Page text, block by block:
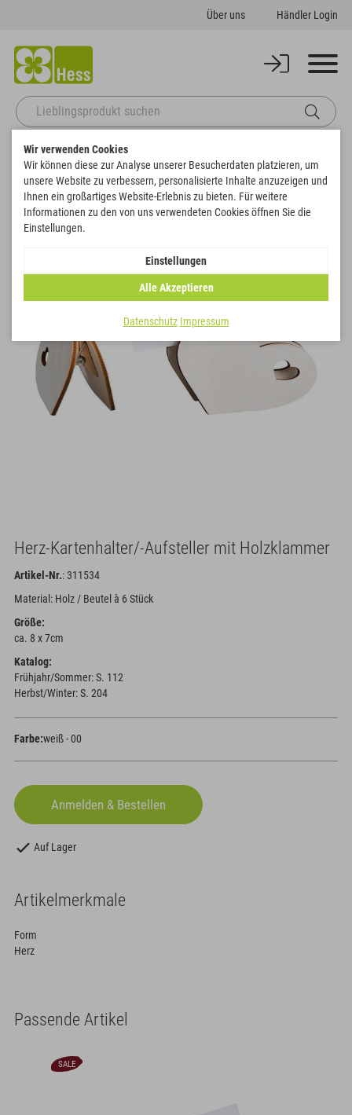
Über uns Händler Login
Startseite Themenwelten
Herz-Kartenhalter/-Aufsteller mit Holzklammer
Zurück zur Artikelübersicht
SALE
Herz-Kartenhalter/-Aufsteller mit Holzklammer
Artikel-Nr.: 311534
Material: Holz / Beutel à 6 Stück
Größe:
ca. 8 x 7cm
Katalog:
Frühjahr/Sommer: S. 112
Herbst/Winter: S. 204
Farbe:weiß - 00
Auf Lager
Artikelmerkmale
Form
Herz
Passende Artikel
SALE
Wir verwenden Cookies
Wir können diese zur Analyse unserer Besucherdaten platzieren, um
unsere Website zu verbessern, personalisierte Inhalte anzuzeigen und
Ihnen ein großartiges Website-Erlebnis zu bieten. Für weitere
Informationen zu den von uns verwendeten Cookies öffnen Sie die
Einstellungen.
Einstellungen
Alle Akzeptieren
Datenschutz Impressum